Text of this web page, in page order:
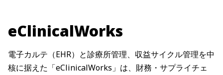
eClinicalWorks
電子カルテ（EHR）と診療所管理、収益サイクル管理を中
核に据えた「eClinicalWorks」は、財務・サプライチェ